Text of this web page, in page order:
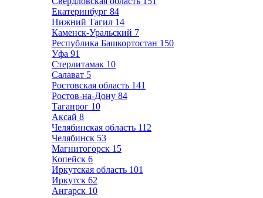
Екатеринбург 84
Нижний Тагил 14
Каменск-Уральский 7
Республика Башкортостан 150
Уфа 91
Стерлитамак 10
Салават 5
Ростовская область 141
Ростов-на-Дону 84
Таганрог 10
Аксай 8
Челябинская область 112
Челябинск 53
Магнитогорск 15
Копейск 6
Иркутская область 101
Иркутск 62
Ангарск 10